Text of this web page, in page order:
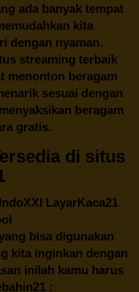
ada banyak tempat
kita
dengan nyaman.
streaming terbaik
menonton beragam
sesuai dengan
beragam
gratis.
di situs
LayarKaca21
bisa digunakan
kita inginkan dengan
inilah kamu harus
: